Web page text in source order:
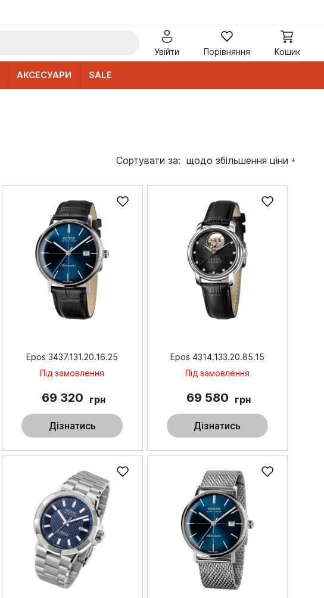
Увійти Порівняння Кошик
АКСЕСУАРИ SALE
Сортувати за: щодо збільшення ціни
Epos 3437.131.20.16.25
Під замовлення
69 320 грн
Дізнатись
Epos 4314.133.20.85.15
Під замовлення
69 580 грн
Дізнатись